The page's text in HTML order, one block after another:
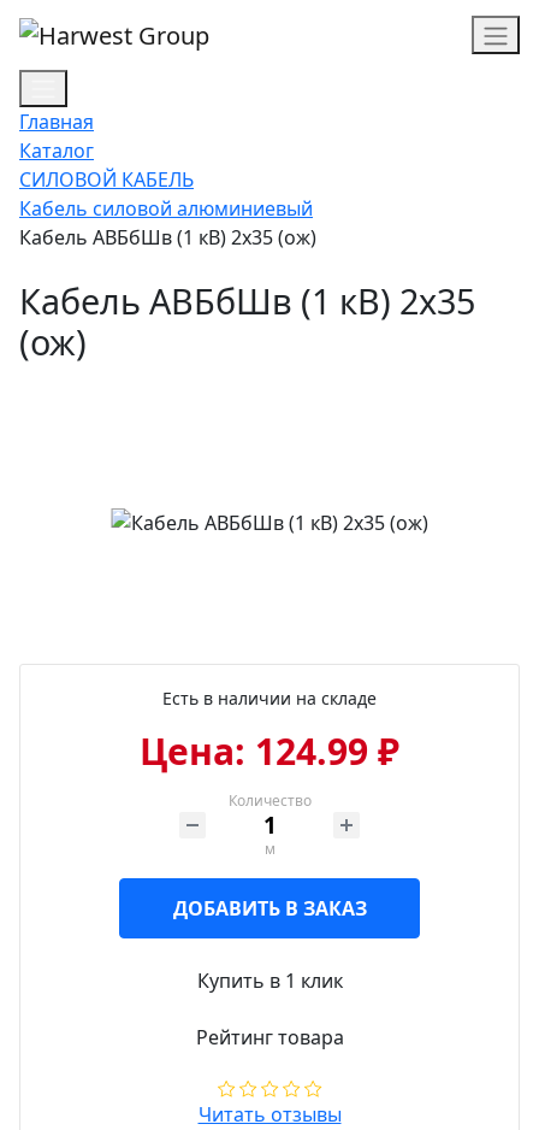
Главная
Каталог
СИЛОВОЙ КАБЕЛЬ
Кабель силовой алюминиевый
Кабель АВБбШв (1 кВ) 2х35 (ож)
Кабель АВБбШв (1 кВ) 2х35
(ож)
Есть в наличии на складе
Цена: 124.99 ₽
Количество
м
ДОБАВИТЬ В ЗАКАЗ
Купить в 1 клик
Рейтинг товара
Читать отзывы